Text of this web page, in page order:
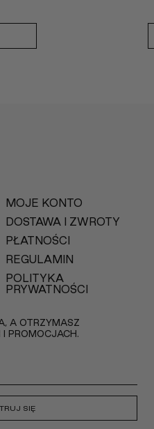
MOJE KONTO
DOSTAWA I ZWROTY
PŁATNOŚCI
REGULAMIN
POLITYKA
PRYWATNOŚCI
A OTRZYMASZ
I PROMOCJACH.
SIĘ